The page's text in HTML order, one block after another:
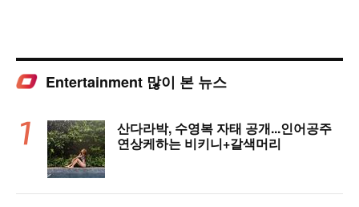
Entertainment 많이 본 뉴스
산다라박, 수영복 자태 공개...인어공주
연상케하는 비키니+갈색머리